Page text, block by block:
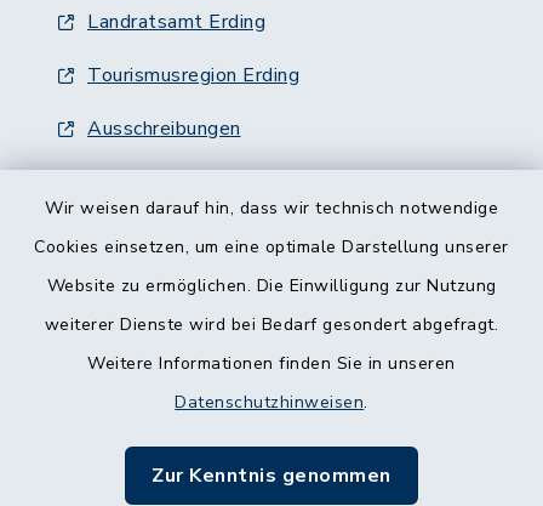
Wir weisen darauf hin, dass wir technisch notwendige
Cookies einsetzen, um eine optimale Darstellung unserer
Website zu ermöglichen. Die Einwilligung zur Nutzung
weiterer Dienste wird bei Bedarf gesondert abgefragt.
Weitere Informationen finden Sie in unseren
Datenschutzhinweisen.
Zur Kenntnis genommen
Landratsamt Erding
Tourismusregion Erding
Ausschreibungen
Barrierefreiheit
Impressum